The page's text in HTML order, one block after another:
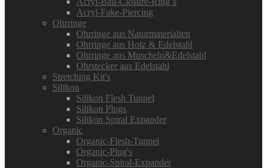
Acryl-Fake-Piercing
Ohrringe
Ohrringe aus Naturmaterialien
Ohrringe aus Holz & Edelstahl
Ohrringe aus Muscheln&Edelstahl
Ohrstecker aus Edelstahl
Stretching Kit's
Silikon
Silikon Flesh Tunnel
Silikon Plugs
Silikon Spiral Expander
Organic
Organic-Flesh-Tunnel
Organic-Plug's
Organic-Spiral-Expander